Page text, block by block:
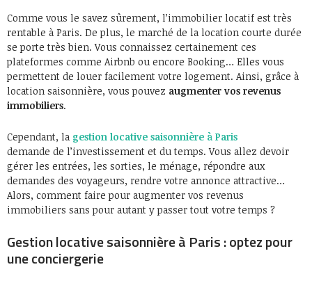
Comme vous le savez sûrement, l’immobilier locatif est très
rentable à Paris. De plus, le marché de la location courte durée
se porte très bien. Vous connaissez certainement ces
plateformes comme Airbnb ou encore Booking… Elles vous
permettent de louer facilement votre logement. Ainsi, grâce à
location saisonnière, vous pouvez augmenter vos revenus
immobiliers.
Cependant, la gestion locative saisonnière à Paris
demande de l’investissement et du temps. Vous allez devoir
gérer les entrées, les sorties, le ménage, répondre aux
demandes des voyageurs, rendre votre annonce attractive…
Alors, comment faire pour augmenter vos revenus
immobiliers sans pour autant y passer tout votre temps ?
Gestion locative saisonnière à Paris : optez pour
une conciergerie